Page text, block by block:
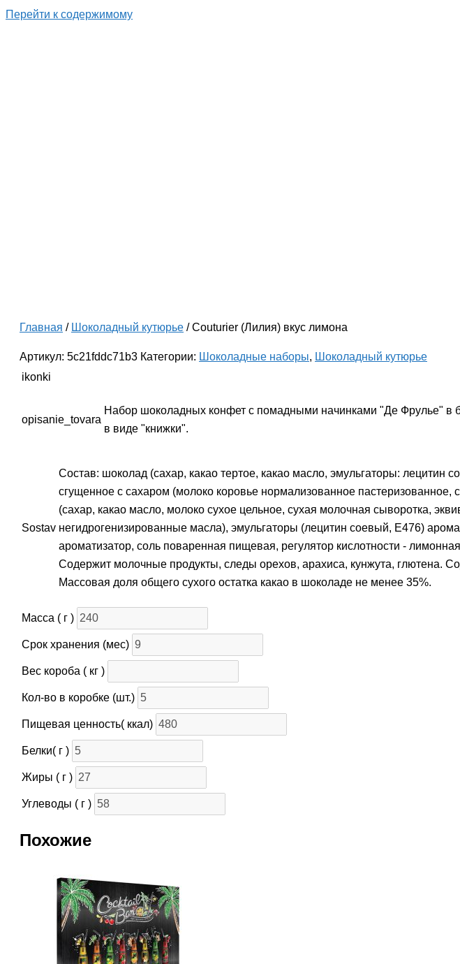
Перейти к содержимому
Главная / Шоколадный кутюрье / Couturier (Лилия) вкус лимона
Артикул: 5c21fddc71b3 Категории: Шоколадные наборы, Шоколадный кутюрье
ikonki
opisanie_tovara
Набор шоколадных конфет с помадными начинками "Де Фрулье" в
в виде "книжки".
Sostav
Состав: шоколад (сахар, какао тертое, какао масло, эмульгаторы: лецитин
сгущенное с сахаром (молоко коровье нормализованное пастеризованное,
(сахар, какао масло, молоко сухое цельное, сухая молочная сыворотка,
негидрогенизированные масла), эмульгаторы (лецитин соевый, Е476)
ароматизатор, соль поваренная пищевая, регулятор кислотности -
Содержит молочные продукты, следы орехов, арахиса, кунжута, глютена.
Массовая доля общего сухого остатка какао в шоколаде не менее 35%.
Масса ( г )
Срок хранения (мес)
Вес короба ( кг )
Кол-во в коробке (шт.)
Пищевая ценность( ккал)
Белки( г )
Жиры ( г )
Углеводы ( г )
Похожие